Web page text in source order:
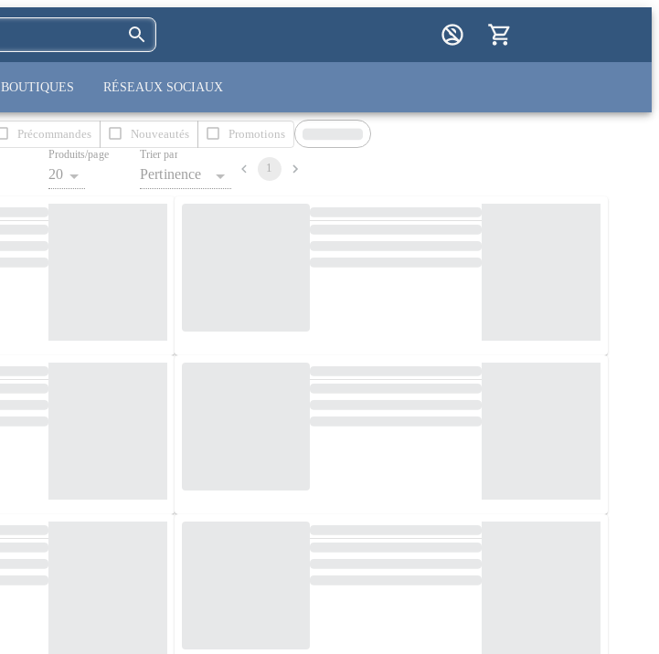
BOUTIQUES RÉSEAUX SOCIAUX
Précommandes Nouveautés Promotions
Produits/page
20
Trier par
Pertinence 1